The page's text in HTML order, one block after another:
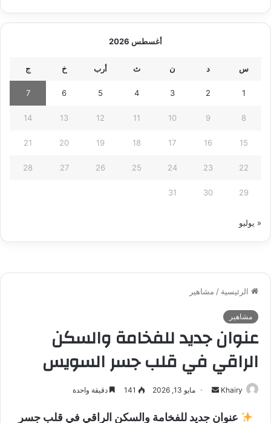
أغسطس 2026
س د ن ث أرب خ ج
1
2
3
4
5
6
7
8
9
10
11
12
13
14
15
16
17
18
19
20
21
22
23
24
25
26
27
28
29
30
31
« يوليو